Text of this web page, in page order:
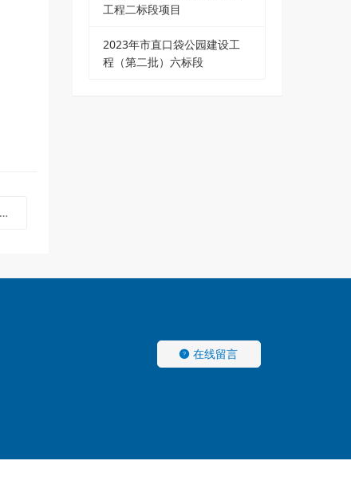
工程二标段项目
2023年市直口袋公园建设工
程（第二批）六标段
在线留言